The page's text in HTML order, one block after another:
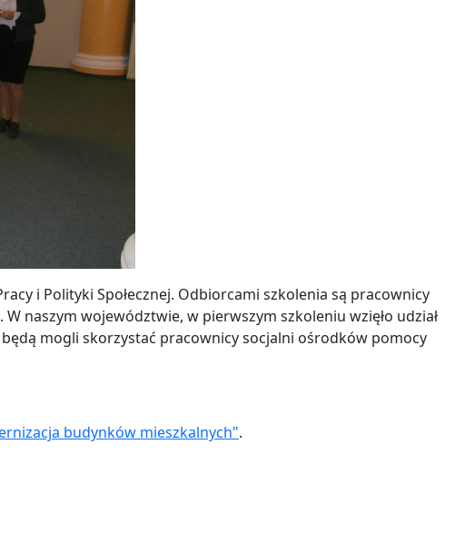
i Polityki Społecznej. Odbiorcami szkolenia są pracownicy
naszym województwie, w pierwszym szkoleniu wzięło udział
mogli skorzystać pracownicy socjalni ośrodków pomocy
budynków mieszkalnych".